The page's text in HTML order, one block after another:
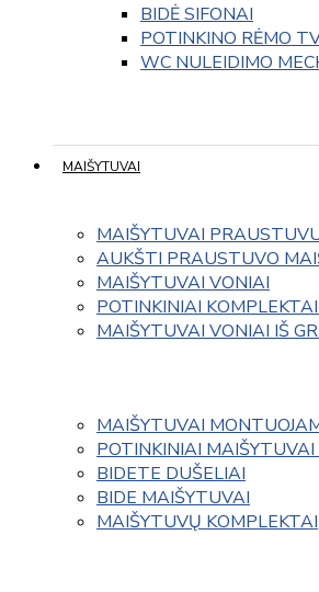
BIDĖ SIFONAI
POTINKINO RĖMO
WC NULEIDIMO
MAIŠYTUVAI
MAIŠYTUVAI
AUKŠTI PRAUSTUVO
MAIŠYTUVAI VONIAI
POTINKINIAI
MAIŠYTUVAI VONIAI IŠ
MAIŠYTUVAI
POTINKINIAI MAIŠYTUVAI
BIDETE DUŠELIAI
BIDE MAIŠYTUVAI
MAIŠYTUVŲ KOMPLEKTAI